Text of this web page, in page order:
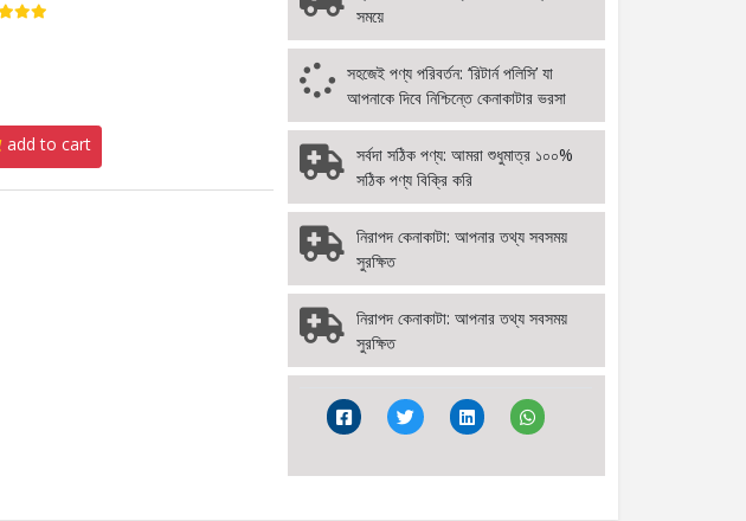
add to cart
সময়ে
সহজেই পণ্য পরিবর্তন: ‘রিটার্ন পলিসি’ যা
আপনাকে দিবে নিশ্চিন্তে কেনাকাটার ভরসা
সর্বদা সঠিক পণ্য: আমরা শুধুমাত্র ১০০%
সঠিক পণ্য বিক্রি করি
নিরাপদ কেনাকাটা: আপনার তথ্য সবসময়
সুরক্ষিত
নিরাপদ কেনাকাটা: আপনার তথ্য সবসময়
সুরক্ষিত